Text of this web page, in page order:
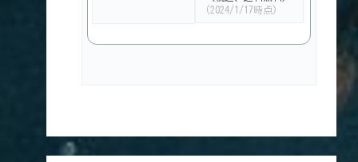
(2024/1/17時点)